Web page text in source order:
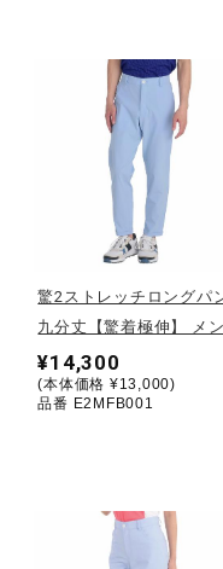
ライフスタイ
インナー
寝具／ミズノ
アウトドア／
健康／エクサ
驚2ストレッチロングパ
九分丈【驚着極伸】 メ
¥14,300
(本体価格 ¥13,000)
品番 E2MFB001